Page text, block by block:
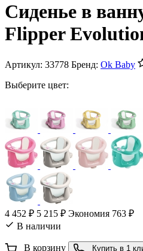
Сиденье в
Flipper
Артикул: 33778 Бренд: Ok Baby
Выберите цвет:
4 452 ₽ 5 215 ₽ Экономия 763 ₽
В наличии
В корзину Купить в 1